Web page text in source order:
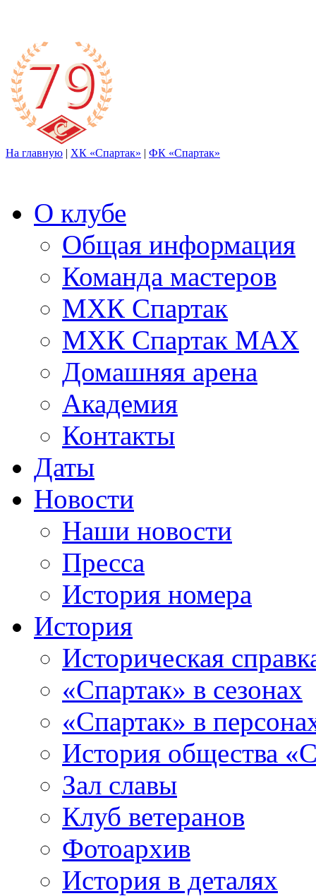
На главную | ХК «Спартак» | ФК «Спартак»
О клубе
Общая информация
Команда мастеров
МХК Спартак
МХК Спартак МАХ
Домашняя арена
Академия
Контакты
Даты
Новости
Наши новости
Пресса
История номера
История
Историческая
«Спартак» в сезонах
«Спартак» в
История общества
Зал славы
Клуб ветеранов
Фотоархив
История в деталях